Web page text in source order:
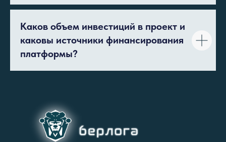
Каков объем инвестиций в проект и
каковы источники финансирования
платформы?